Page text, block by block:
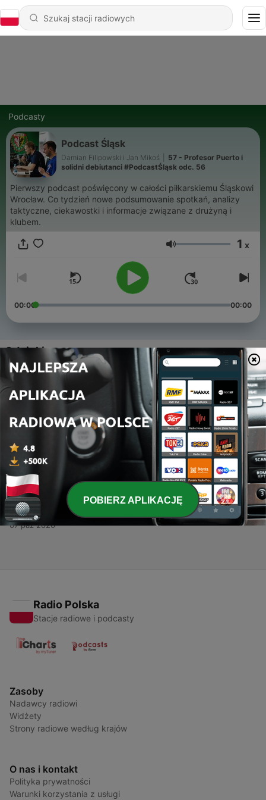
Podcasty
Podcast Śląsk
Damian Filipowski i Jan Mikoś
57 - Profesor Puerto i
solidni debiutanci #PodcastŚląsk odc. 56
Pierwszy podcast poświęcony w całości piłkarskiemu Śląskowi
Wrocław. Co tydzień nowe podsumowanie spotkań, analizy
taktyczne, ciekawostki i informacje związane z drużyną i
klubem.
Głośność 1 x
00:00 00:00
Odcinki
57
Profesor Puerto i solidni debiutanci
#PodcastŚląsk odc. 56
09 gru 2020
56 - Zagubiony Śląsk #PodcastŚląsk odc. 55
55 - Spodziewana zadyszka Śląska? #PodcastŚląsk
odc. 54
25 paź 2020
54 - Koncertowa gra Śląska #PodcastŚląsk odc. 53
07 paź 2020
Radio Polska
Stacje radiowe i podcasty
Zasoby
Nadawcy radiowi
Widżety
Strony radiowe według krajów
O nas i kontakt
Polityka prywatności
Warunki korzystania z usługi
POBIERZ APLIKACJĘ